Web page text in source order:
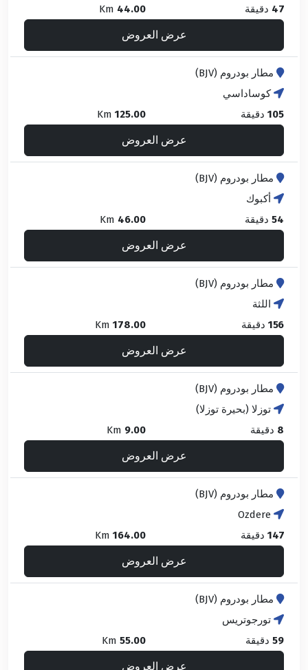
47 دقيقة 44.00
عرض العروض
مطار بودروم (BJV)
كوساداسي
105 دقيقة 125.00
عرض العروض
مطار بودروم (BJV)
أكبوك
54 دقيقة 46.00
عرض العروض
مطار بودروم (BJV)
اللثة
156 دقيقة 178.00
عرض العروض
مطار بودروم (BJV)
توزلا (بحيرة توزلا)
8 دقيقة 9.00
عرض العروض
مطار بودروم (BJV)
Ozdere
147 دقيقة 164.00
عرض العروض
مطار بودروم (BJV)
تورجوتريس
59 دقيقة 55.00
عرض العروض